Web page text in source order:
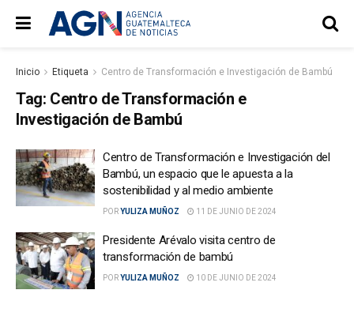
Inicio Etiqueta Centro de Transformación e Investigación de Bambú
Tag: Centro de Transformación e
Investigación de Bambú
Centro de Transformación e Investigación del
Bambú, un espacio que le apuesta a la
sostenibilidad y al medio ambiente
PORYULIZA MUÑOZ 11 DE JUNIO DE 2024
Presidente Arévalo visita centro de
transformación de bambú
PORYULIZA MUÑOZ 10 DE JUNIO DE 2024